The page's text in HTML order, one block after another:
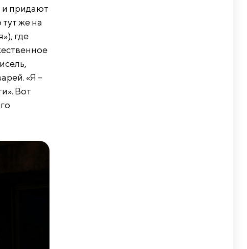
и придают
же на
где
«Я –
Вот